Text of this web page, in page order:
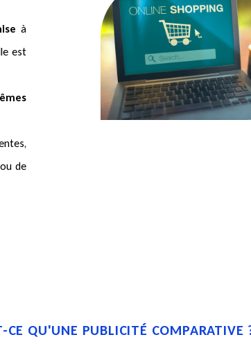
à
est
de
CE QU'UNE PUBLICITÉ COMPARATIVE